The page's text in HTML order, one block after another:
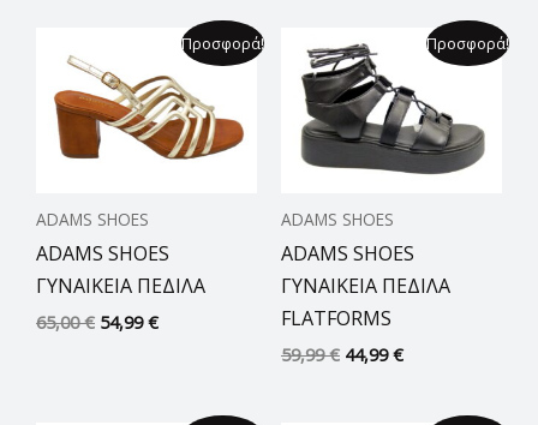
Προσφορά!
ADAMS SHOES
ADAMS SHOES
ΓΥΝΑΙΚΕΙΑ ΠΕΔΙΛΑ
65,00€
was:
65,00 €.
54,99€
τρέχουσα
τιμή
είναι:
54,99 €.
Προσφορά!
ADAMS SHOES
ADAMS SHOES
ΓΥΝΑΙΚΕΙΑ ΠΕΔΙΛΑ
FLATFORMS
59,99€
price
was:
59,99 €.
44,99€
τρέχουσα
τιμή
είναι:
44,99 €.